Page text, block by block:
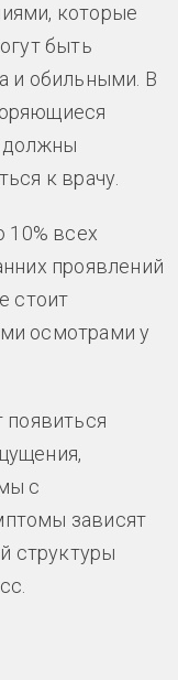
которые
быть
и обильными. В
должны
к врачу.
10% всех
проявлений
стоит
осмотрами у
появиться
с
зависят
структуры